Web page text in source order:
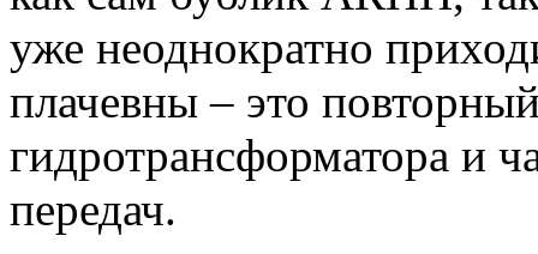
уже неоднократно
плачевны – это
гидротрансформатора и
передач.